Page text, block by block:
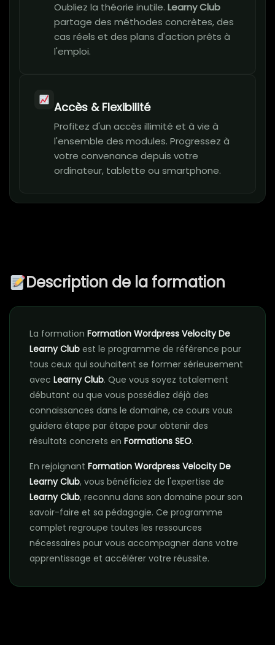
Oubliez la théorie inutile. Learny Club
partage des méthodes concrètes, des
cas réels et des plans d'action prêts à
l'emploi.
Accès & Flexibilité
Profitez d'un accès illimité et à vie à
l'ensemble des modules. Progressez à
votre convenance depuis votre
ordinateur, tablette ou smartphone.
Description de la formation
La formation Formation Wordpress Velocity De
Learny Club est le programme de référence pour
tous ceux qui souhaitent se former sérieusement
avec Learny Club. Que vous soyez totalement
débutant ou que vous possédiez déjà des
connaissances dans le domaine, ce cours vous
guidera étape par étape pour obtenir des
résultats concrets en Formations SEO.
En rejoignant Formation Wordpress Velocity De
Learny Club, vous bénéficiez de l'expertise de
Learny Club, reconnu dans son domaine pour son
savoir-faire et sa pédagogie. Ce programme
complet regroupe toutes les ressources
nécessaires pour vous accompagner dans votre
apprentissage et accélérer votre réussite.